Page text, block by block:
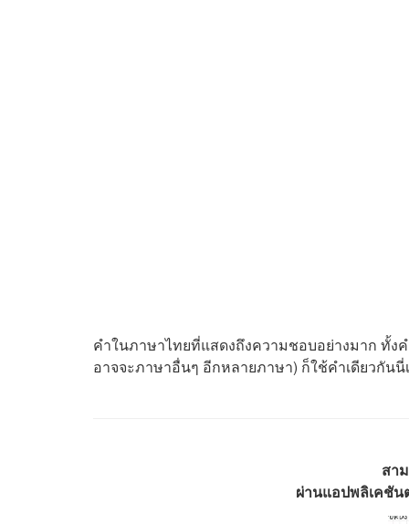
คำในภาษาไทยที่แสดงถึงความชอบอย่างมาก ทั้งค
อาจจะภาษาอื่นๆ อีกหลายภาษา) ก็ใช้คำเดียวกันนี่
สา
ผ่านแอปพลิเคชัน